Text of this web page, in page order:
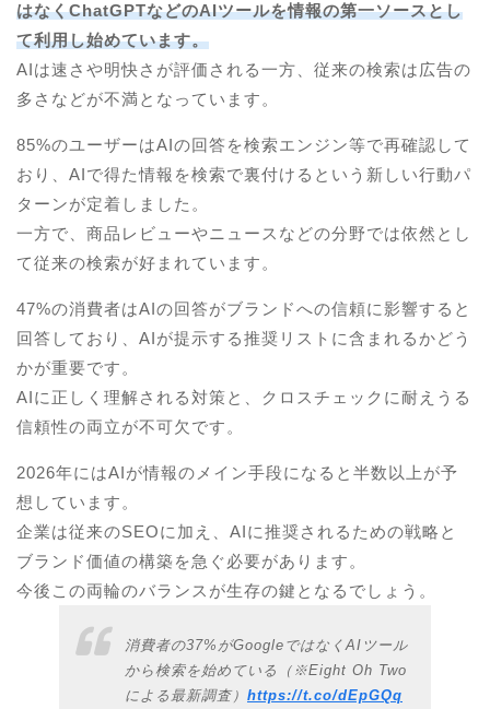
はなくChatGPTなどのAIツールを情報の第一ソースとし
て利用し始めています。
AIは速さや明快さが評価される一方、従来の検索は広告の
多さなどが不満となっています。
85%のユーザーはAIの回答を検索エンジン等で再確認して
おり、AIで得た情報を検索で裏付けるという新しい行動パ
ターンが定着しました。
一方で、商品レビューやニュースなどの分野では依然とし
て従来の検索が好まれています。
47%の消費者はAIの回答がブランドへの信頼に影響すると
回答しており、AIが提示する推奨リストに含まれるかどう
かが重要です。
AIに正しく理解される対策と、クロスチェックに耐えうる
信頼性の両立が不可欠です。
2026年にはAIが情報のメイン手段になると半数以上が予
想しています。
企業は従来のSEOに加え、AIに推奨されるための戦略と
ブランド価値の構築を急ぐ必要があります。
今後この両輪のバランスが生存の鍵となるでしょう。
消費者の37%がGoogleではなくAIツール
から検索を始めている（※Eight Oh Two
による最新調査） https://t.co/dEpGQq